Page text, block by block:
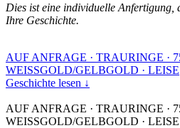
Dies ist eine individuelle
Ihre Geschichte.
AUF ANFRAGE · TRAURINGE ·
WEISSGOLD/GELBGOLD · LEISE
Geschichte lesen ↓
AUF ANFRAGE · TRAURINGE ·
WEISSGOLD/GELBGOLD · LEISE